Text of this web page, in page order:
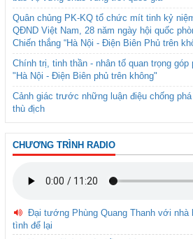
Quân chủng PK-KQ tổ chức mít tinh kỷ
QĐND Việt Nam, 28 năm ngày hội quốc
Chiến thắng “Hà Nội - Điện Biên Phủ trên
Chính trị, tinh thần - nhân tố quan trọng góp
"Hà Nội - Điện Biên phủ trên không"
Cảnh giác trước những luận điệu chống
thù địch
CHƯƠNG TRÌNH RADIO
Đại tướng Phùng Quang Thanh với nhà
tình để lại